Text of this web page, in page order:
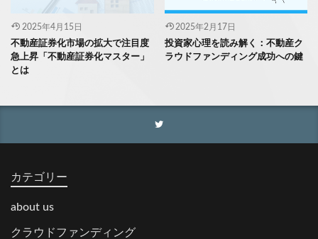
2025年4月15日
不動産証券化市場の拡大で注目度
急上昇「不動産証券化マスター」
とは
2025年2月17日
投資家心理を読み解く：不動産ク
ラウドファンディング成功への鍵
カテゴリー
about us
クラウドファンディング